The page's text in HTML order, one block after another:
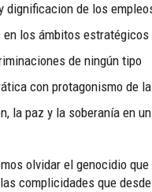
dignificacion de los
los ámbitos
de ningún tipo
con protagonismo de
la paz y la soberanía en
olvidar el genocidio
complicidades que